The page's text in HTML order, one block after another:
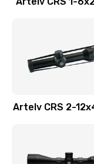
Artelv CRS 2-